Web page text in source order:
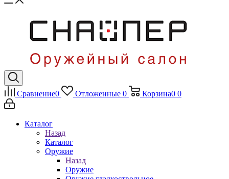
Сравнение0 Отложенные 0 Корзина0 0
Каталог
Назад
Каталог
Оружие
Назад
Оружие